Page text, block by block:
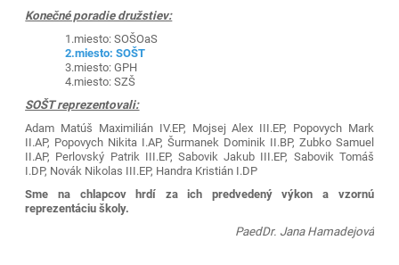
Konečné poradie družstiev:
1.miesto: SOŠOaS
2.miesto: SOŠT
3.miesto: GPH
4.miesto: SZŠ
SOŠT reprezentovali:
Adam Matúš Maximilián IV.EP, Mojsej Alex III.EP, Popovych Mark
II.AP, Popovych Nikita I.AP, Šurmanek Dominik II.BP, Zubko Samuel
II.AP, Perlovský Patrik III.EP, Sabovik Jakub III.EP, Sabovik Tomáš
I.DP, Novák Nikolas III.EP, Handra Kristián I.DP
Sme na chlapcov hrdí za ich predvedený výkon a vzornú
reprezentáciu školy.
PaedDr. Jana Hamadejová